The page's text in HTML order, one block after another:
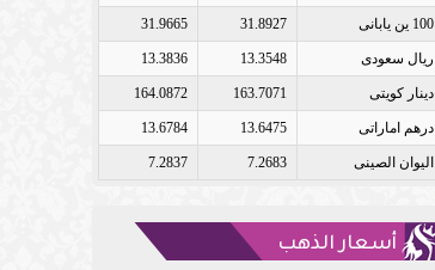
100 ين يابانى 31.8927
31.9665
ريال سعودى 13.3548
13.3836
دينار كويتى 163.7071
164.0872
درهم اماراتى 13.6475
13.6784
اليوان الصينى 7.2683
7.2837
أسعار الذهب